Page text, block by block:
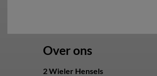
Over ons
2 Wieler Hensels